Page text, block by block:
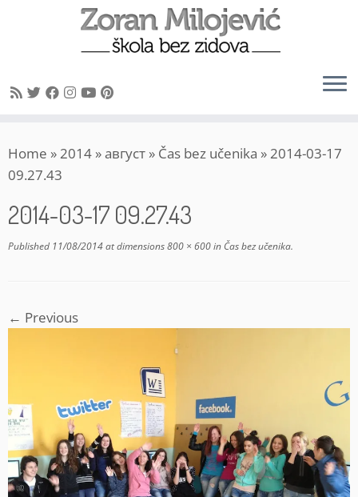
to
content
Home »2014 »август » Čas bez učenika »2014-03-17
09.27.43
2014-03-17 09.27.43
Published 11/08/2014at dimensions800 × 600in Čas bez učenika.
← Previous